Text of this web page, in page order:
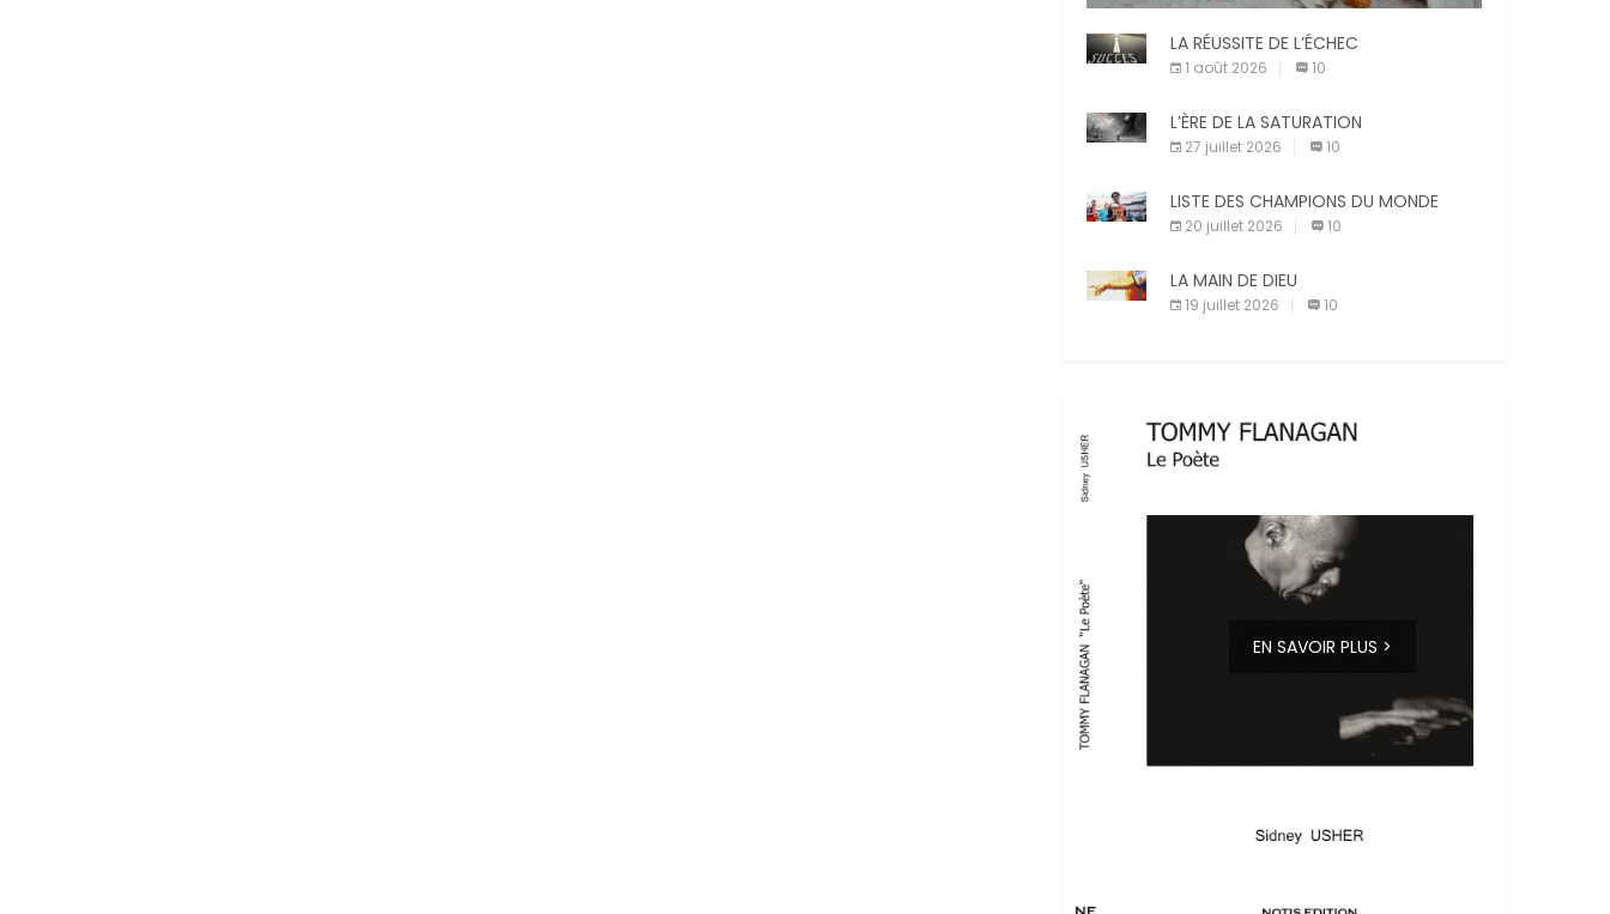
compagnie est un sujet très controversé.
Les adeptes affirment que la présence de
LA RÉUSSITE DE L’ÉCHEC
1 août 2026 10
L’ÈRE DE LA SATURATION
27 juillet 2026 10
LISTE DES CHAMPIONS DU MONDE
20 juillet 2026 10
LA MAIN DE DIEU
19 juillet 2026 10
EN SAVOIR PLUS >